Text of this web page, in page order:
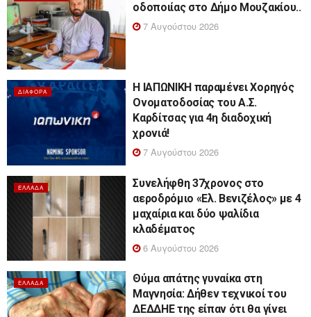
οδοποιίας στο Δήμο Μουζακίου..
7 Αυγούστου 2026
ΔΙΆΦΟΡΑ
Η ΙΑΠΩΝΙΚΗ παραμένει Χορηγός
Ονοματοδοσίας του Α.Σ.
Καρδίτσας για 4η διαδοχική
χρονιά!
7 Αυγούστου 2026
ΕΛΛΆΔΑ
Συνελήφθη 37χρονος στο
αεροδρόμιο «Ελ. Βενιζέλος» με 4
μαχαίρια και δύο ψαλίδια
κλαδέματος
6 Αυγούστου 2026
ΕΛΛΆΔΑ
Θύμα απάτης γυναίκα στη
Μαγνησία: Δήθεν τεχνικοί του
ΔΕΔΔΗΕ της είπαν ότι θα γίνει